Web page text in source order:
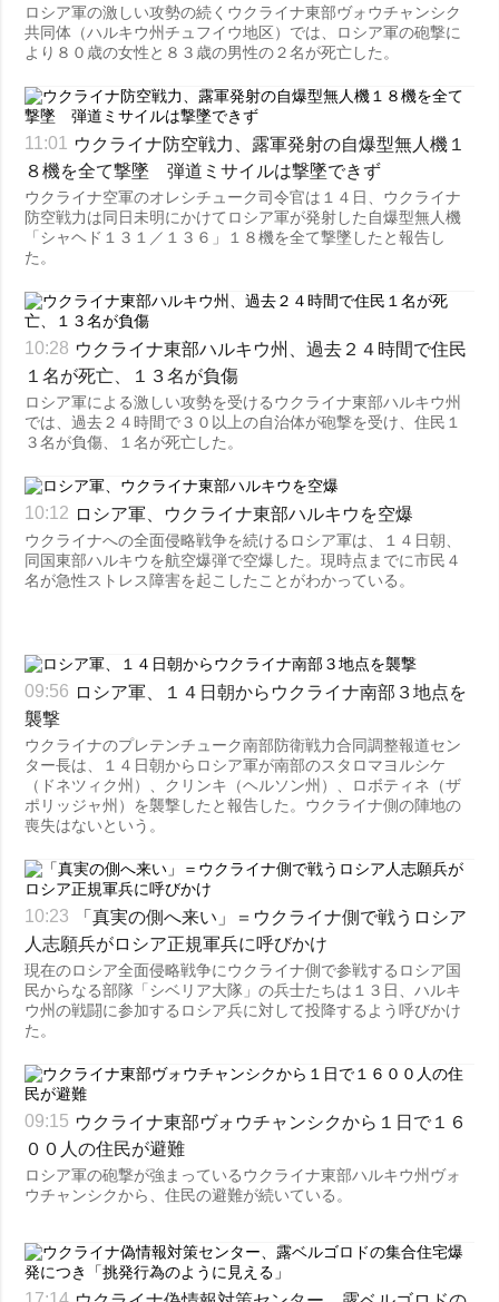
ロシア軍の激しい攻勢の続くウクライナ東部ヴォウチャンシク
共同体（ハルキウ州チュフイウ地区）では、ロシア軍の砲撃に
より８０歳の女性と８３歳の男性の２名が死亡した。
11:01
ウクライナ防空戦力、露軍発射の自爆型無人機１
８機を全て撃墜 弾道ミサイルは撃墜できず
ウクライナ空軍のオレシチューク司令官は１４日、ウクライナ
防空戦力は同日未明にかけてロシア軍が発射した自爆型無人機
「シャヘド１３１／１３６」１８機を全て撃墜したと報告し
た。
10:28 ウクライナ東部ハルキウ州、過去２４時間で住民
１名が死亡、１３名が負傷
ロシア軍による激しい攻勢を受けるウクライナ東部ハルキウ州
では、過去２４時間で３０以上の自治体が砲撃を受け、住民１
３名が負傷、１名が死亡した。
10:12 ロシア軍、ウクライナ東部ハルキウを空爆
ウクライナへの全面侵略戦争を続けるロシア軍は、１４日朝、
同国東部ハルキウを航空爆弾で空爆した。現時点までに市民４
名が急性ストレス障害を起こしたことがわかっている。
09:56 ロシア軍、１４日朝からウクライナ南部３地点を
襲撃
ウクライナのプレテンチューク南部防衛戦力合同調整報道セン
ター長は、１４日朝からロシア軍が南部のスタロマヨルシケ
（ドネツィク州）、クリンキ（ヘルソン州）、ロボティネ（ザ
ポリッジャ州）を襲撃したと報告した。ウクライナ側の陣地の
喪失はないという。
10:23
「真実の側へ来い」＝ウクライナ側で戦うロシア
人志願兵がロシア正規軍兵に呼びかけ
現在のロシア全面侵略戦争にウクライナ側で参戦するロシア国
民からなる部隊「シベリア大隊」の兵士たちは１３日、ハルキ
ウ州の戦闘に参加するロシア兵に対して投降するよう呼びかけ
た。
09:15 ウクライナ東部ヴォウチャンシクから１日で１６
００人の住民が避難
ロシア軍の砲撃が強まっているウクライナ東部ハルキウ州ヴォ
ウチャンシクから、住民の避難が続いている。